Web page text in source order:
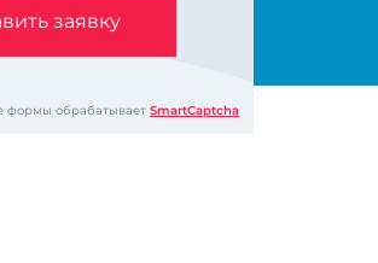
заявку
формы обрабатывает SmartCaptcha